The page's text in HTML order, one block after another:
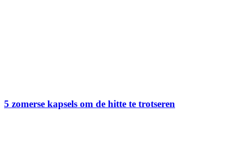
5 zomerse kapsels om de hitte te trotseren